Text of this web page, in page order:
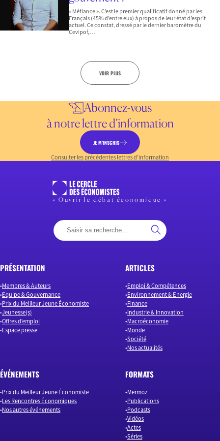
« Méfiance ». C’est le premier qualificatif donné par les
Français (45% d’entre eux) à propos de leur état d’esprit
actuel. Ce constat, dressé par le dernier baromètre du
Cevipof,…
VOIR PLUS
Abonnez-vous
à notre lettre d’information
JE M’INSCRIS
Consulter les précédentes lettres d’information
« Ouvrir le débat économique »
PRÉSENTATION
Membres & Auteurs
Equipe & Gouvernance
Prix du Meilleur Jeune Économiste
Jeunesse(s)
Offres d’emploi
Espace presse
ARTICLES
Emploi & Compétences
Environnement & Energie
Finance
Industrie & Innovation
Macroéconomie
Monde
Société
Nos actualités
ÉVÉNEMENTS
Prix du Meilleur Jeune Économiste
Les Rencontres Économiques
Nos autres événements
FORMATS
Mermoz
Publications
Podcasts
Vidéos
Actes
Séries